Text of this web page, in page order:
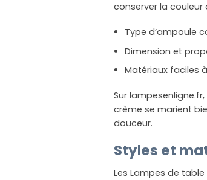
conserver la couleur
Type d’ampoule
Dimension et
Matériaux faciles
Sur
crème se marient
douceur.
Styles et
Les Lampes de